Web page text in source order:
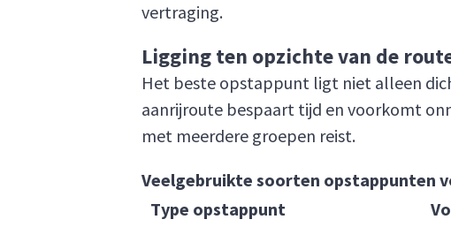
vertraging.
Ligging ten opzichte van de
Het beste opstappunt ligt niet alleen
aanrijroute bespaart tijd en voorkomt
met meerdere groepen reist.
Veelgebruikte soorten opstappunten
Type opstappunt